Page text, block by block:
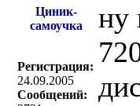
Циник-
самоучка
Регистрация:
24.09.2005
Сообщений:
ну